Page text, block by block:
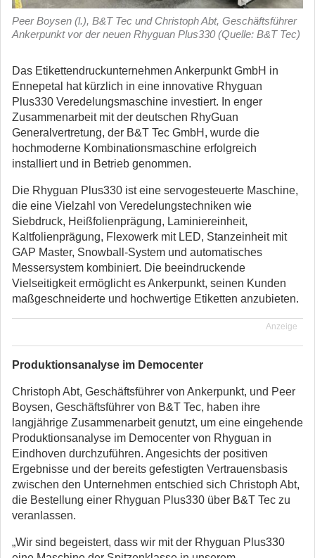
Peer Boysen (l.), B&T Tec und Christoph Abt, Geschäftsführer
Ankerpunkt vor der neuen Rhyguan Plus330 (Quelle: B&T Tec)
Das Etikettendruckunternehmen Ankerpunkt GmbH in
Ennepetal hat kürzlich in eine innovative Rhyguan
Plus330 Veredelungsmaschine investiert. In enger
Zusammenarbeit mit der deutschen RhyGuan
Generalvertretung, der B&T Tec GmbH, wurde die
hochmoderne Kombinationsmaschine erfolgreich
installiert und in Betrieb genommen.
Die Rhyguan Plus330 ist eine servogesteuerte Maschine,
die eine Vielzahl von Veredelungstechniken wie
Siebdruck, Heißfolienprägung, Laminiereinheit,
Kaltfolienprägung, Flexowerk mit LED, Stanzeinheit mit
GAP Master, Snowball-System und automatisches
Messersystem kombiniert. Die beeindruckende
Vielseitigkeit ermöglicht es Ankerpunkt, seinen Kunden
maßgeschneiderte und hochwertige Etiketten anzubieten.
Anzeige
Produktionsanalyse im Democenter
Christoph Abt, Geschäftsführer von Ankerpunkt, und Peer
Boysen, Geschäftsführer von B&T Tec, haben ihre
langjährige Zusammenarbeit genutzt, um eine eingehende
Produktionsanalyse im Democenter von Rhyguan in
Eindhoven durchzuführen. Angesichts der positiven
Ergebnisse und der bereits gefestigten Vertrauensbasis
zwischen den Unternehmen entschied sich Christoph Abt,
die Bestellung einer Rhyguan Plus330 über B&T Tec zu
veranlassen.
„Wir sind begeistert, dass wir mit der Rhyguan Plus330